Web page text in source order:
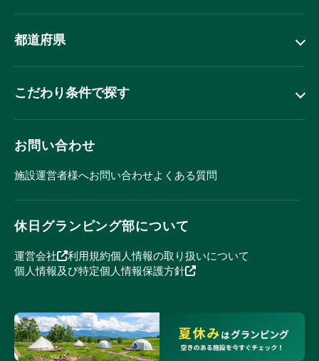
都道府県
こだわり条件で探す
お問い合わせ
施設運営者様へお問い合わせよくある質問
休日グランピング部について
運営会社 利用規約個人情報の取り扱いについて
個人情報及び特定個人情報保護方針